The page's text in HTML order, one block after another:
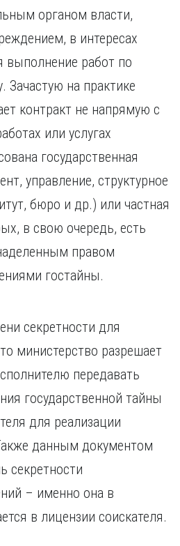
органом власти,
в интересах
выполнение работ по
Зачастую на практике
контракт не напрямую с
или услугах
государственная
управление, структурное
бюро и др.) или частная
в свою очередь, есть
правом
гостайны.
секретности для
министерство разрешает
передавать
государственной тайны
для реализации
данным документом
секретности
– именно она в
в лицензии соискателя.